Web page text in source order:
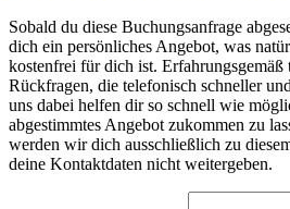
Sobald du diese Buchungsanfrage
dich ein persönliches Angebot, was
kostenfrei für dich ist. Erfahrungsgemäß
Rückfragen, die telefonisch schneller
uns dabei helfen dir so schnell wie
abgestimmtes Angebot zukommen zu
werden wir dich ausschließlich zu
deine Kontaktdaten nicht weitergeben.